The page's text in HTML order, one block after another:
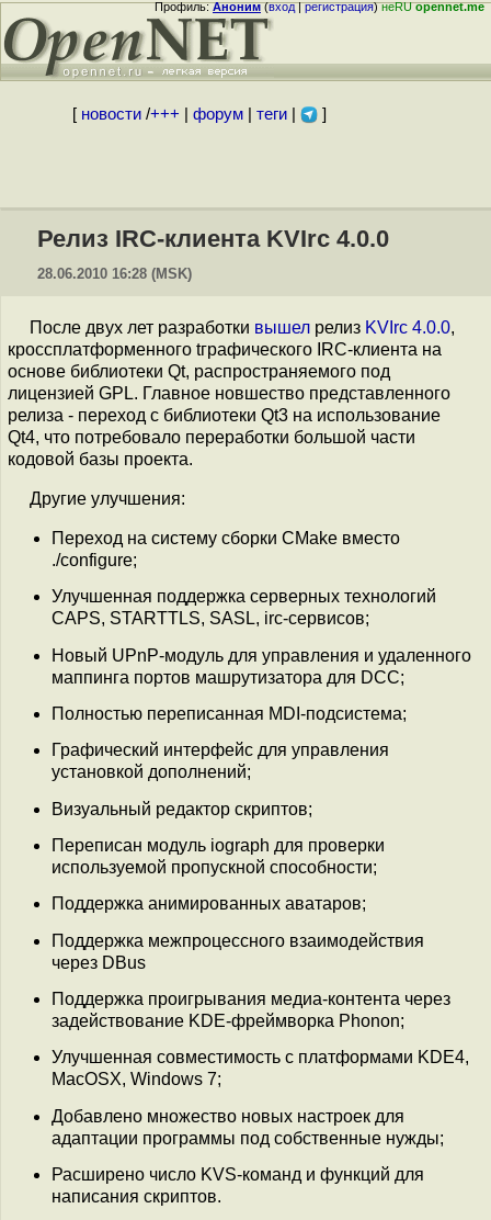
Профиль:Аноним(вход|регистрация)неRUopennet.me
[ новости/+++ форум| теги| ]
Релиз IRC-клиента KVIrc 4.0.0
28.06.2010 16:28 (MSK)
После двух лет разработки вышел релиз KVIrc 4.0.0,
кроссплатформенного tграфического IRC-клиента на
основе библиотеки Qt, распространяемого под
лицензией GPL. Главное новшество представленного
релиза - переход с библиотеки Qt3 на использование
Qt4, что потребовало переработки большой части
кодовой базы проекта.
Другие улучшения:
Переход на систему сборки CMake вместо
./configure;
Улучшенная поддержка серверных технологий
CAPS, STARTTLS, SASL, irc-сервисов;
Новый UPnP-модуль для управления и удаленного
маппинга портов машрутизатора для DCC;
Полностью переписанная MDI-подсистема;
Графический интерфейс для управления
установкой дополнений;
Визуальный редактор скриптов;
Переписан модуль iograph для проверки
используемой пропускной способности;
Поддержка анимированных аватаров;
Поддержка межпроцессного взаимодействия
через DBus
Поддержка проигрывания медиа-контента через
задействование KDE-фреймворка Phonon;
Улучшенная совместимость с платформами KDE4,
MacOSX, Windows 7;
Добавлено множество новых настроек для
адаптации программы под собственные нужды;
Расширено число KVS-команд и функций для
написания скриптов.